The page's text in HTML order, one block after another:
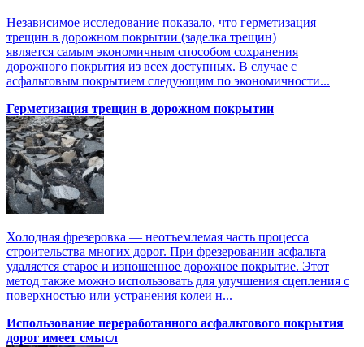
Независимое исследование показало, что герметизация
трещин в дорожном покрытии (заделка трещин)
является самым экономичным способом сохранения
дорожного покрытия из всех доступных. В случае с
асфальтовым покрытием следующим по экономичности...
Герметизация трещин в дорожном покрытии
Холодная фрезеровка — неотъемлемая часть процесса
строительства многих дорог. При фрезеровании асфальта
удаляется старое и изношенное дорожное покрытие. Этот
метод также можно использовать для улучшения сцепления с
поверхностью или устранения колеи н...
Использование переработанного асфальтового покрытия
дорог имеет смысл